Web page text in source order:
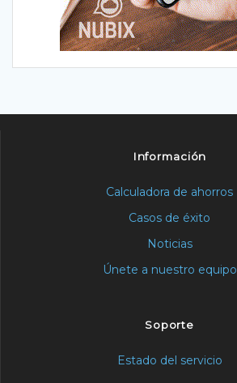
Información
Calculadora de ahorros
Casos de éxito
Noticias
Únete a nuestro equipo
Soporte
Estado del servicio